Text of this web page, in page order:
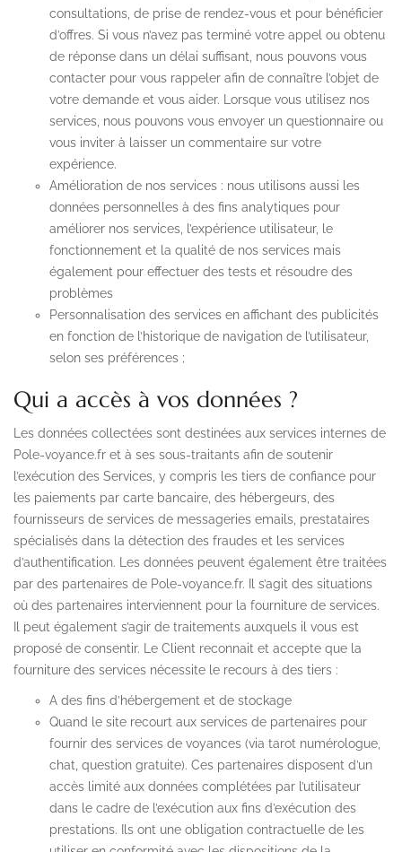
consultations, de prise de rendez-vous et pour bénéficier
d’offres. Si vous n’avez pas terminé votre appel ou obtenu
de réponse dans un délai suffisant, nous pouvons vous
contacter pour vous rappeler afin de connaître l’objet de
votre demande et vous aider. Lorsque vous utilisez nos
services, nous pouvons vous envoyer un questionnaire ou
vous inviter à laisser un commentaire sur votre
expérience.
Amélioration de nos services : nous utilisons aussi les
données personnelles à des fins analytiques pour
améliorer nos services, l’expérience utilisateur, le
fonctionnement et la qualité de nos services mais
également pour effectuer des tests et résoudre des
problèmes
Personnalisation des services en affichant des publicités
en fonction de l’historique de navigation de l’utilisateur,
selon ses préférences ;
Qui a accès à vos données ?
Les données collectées sont destinées aux services internes de
Pole-voyance.fr et à ses sous-traitants afin de soutenir
l’exécution des Services, y compris les tiers de confiance pour
les paiements par carte bancaire, des hébergeurs, des
fournisseurs de services de messageries emails, prestataires
spécialisés dans la détection des fraudes et les services
d’authentification. Les données peuvent également être traitées
par des partenaires de Pole-voyance.fr. Il s’agit des situations
où des partenaires interviennent pour la fourniture de services.
Il peut également s’agir de traitements auxquels il vous est
proposé de consentir. Le Client reconnait et accepte que la
fourniture des services nécessite le recours à des tiers :
A des fins d’hébergement et de stockage
Quand le site recourt aux services de partenaires pour
fournir des services de voyances (via tarot numérologue,
chat, question gratuite). Ces partenaires disposent d’un
accès limité aux données complétées par l’utilisateur
dans le cadre de l’exécution aux fins d’exécution des
prestations. Ils ont une obligation contractuelle de les